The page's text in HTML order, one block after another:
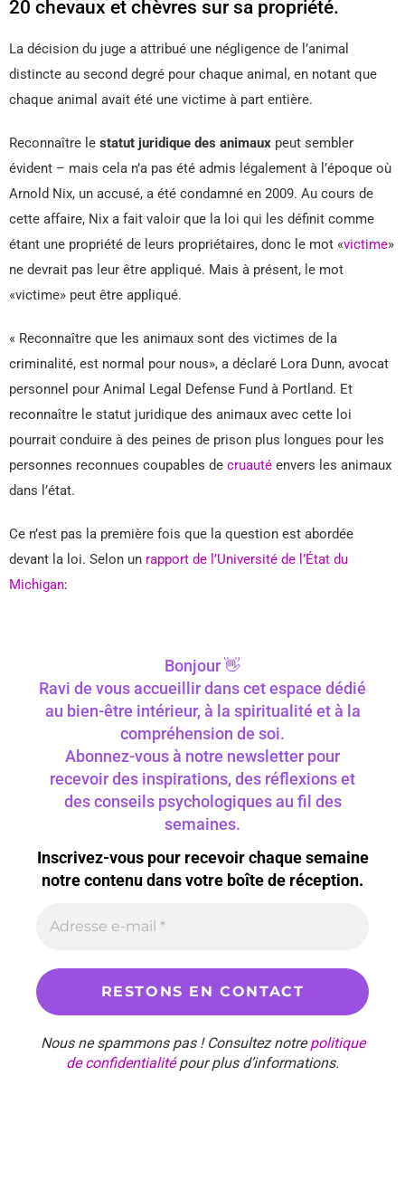
20 chevaux et chèvres sur sa propriété.
La décision du juge a attribué une négligence de l’animal
distincte au second degré pour chaque animal, en notant que
chaque animal avait été une victime à part entière.
Reconnaître le statut juridique des animaux peut sembler
évident – mais cela n’a pas été admis légalement à l’époque où
Arnold Nix, un accusé, a été condamné en 2009. Au cours de
cette affaire, Nix a fait valoir que la loi qui les définit comme
étant une propriété de leurs propriétaires, donc le mot «victime»
ne devrait pas leur être appliqué. Mais à présent, le mot
«victime» peut être appliqué.
« Reconnaître que les animaux sont des victimes de la
criminalité, est normal pour nous», a déclaré Lora Dunn, avocat
personnel pour Animal Legal Defense Fund à Portland. Et
reconnaître le statut juridique des animaux avec cette loi
pourrait conduire à des peines de prison plus longues pour les
personnes reconnues coupables de cruauté envers les animaux
dans l’état.
Ce n’est pas la première fois que la question est abordée
devant la loi. Selon un rapport de l’Université de l’État du
Michigan:
Bonjour 👋
Ravi de vous accueillir dans cet espace dédié
au bien-être intérieur, à la spiritualité et à la
compréhension de soi.
Abonnez-vous à notre newsletter pour
recevoir des inspirations, des réflexions et
des conseils psychologiques au fil des
semaines.
Inscrivez-vous pour recevoir chaque semaine
notre contenu dans votre boîte de réception.
Nous ne spammons pas ! Consultez notrepolitique
de confidentialitépour plus d’informations.